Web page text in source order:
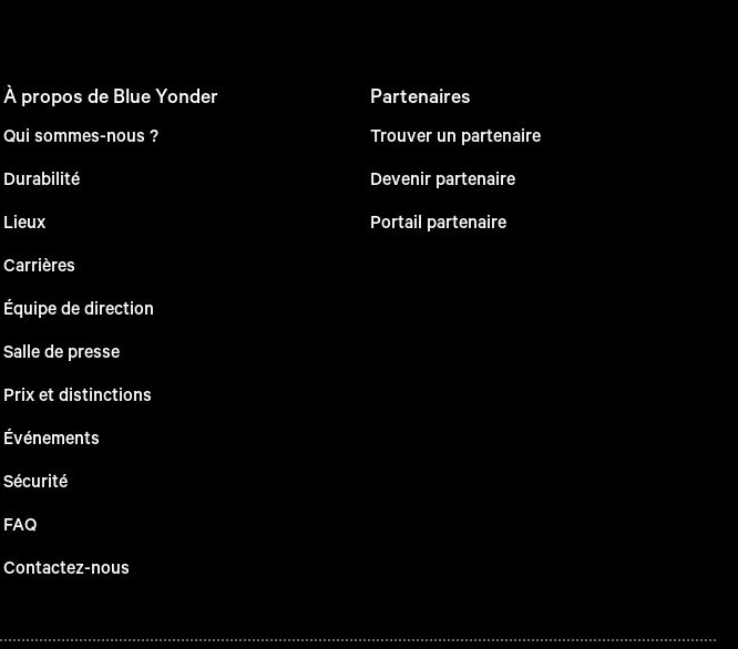
À propos de Blue Yonder
Qui sommes-nous ?
Durabilité
Lieux
Carrières
Équipe de direction
Salle de presse
Prix et distinctions
Événements
Sécurité
FAQ
Contactez-nous
Partenaires
Trouver un partenaire
Devenir partenaire
Portail partenaire